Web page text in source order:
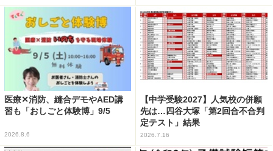
医療✕消防、縫合デモやAED講
習も「おしごと体験博」9/5
2026.8.6
【中学受験2027】人気校の併願
先は…四谷大塚「第2回合不合判
定テスト」結果
2026.7.16